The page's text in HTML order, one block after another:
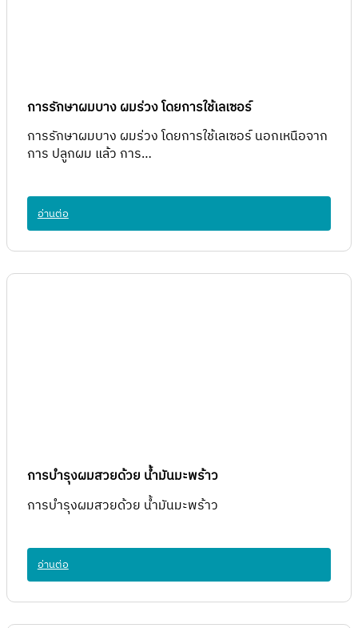
การรักษาผมบาง ผมร่วง โดยการใช้เลเซอร์
การรักษาผมบาง ผมร่วง โดยการใช้เลเซอร์ นอกเหนือจาก
การ ปลูกผม แล้ว การ…
อ่านต่อ
การบำรุงผมสวยด้วย น้ำมันมะพร้าว
การบำรุงผมสวยด้วย น้ำมันมะพร้าว
อ่านต่อ